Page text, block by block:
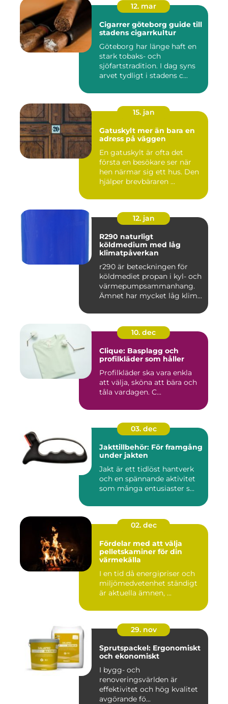
12. mar
Cigarrer göteborg guide till
stadens cigarrkultur
Göteborg har länge haft en
stark tobaks- och
sjöfartstradition. I dag syns
arvet tydligt i stadens c...
15. jan
Gatuskylt mer än bara en
adress på väggen
En gatuskylt är ofta det
första en besökare ser när
hen närmar sig ett hus. Den
hjälper brevbäraren ...
12. jan
R290 naturligt
köldmedium med låg
klimatpåverkan
r290 är beteckningen för
köldmediet propan i kyl- och
värmepumpsammanhang.
Ämnet har mycket låg klim...
10. dec
Clique: Basplagg och
profilkläder som håller
Profilkläder ska vara enkla
att välja, sköna att bära och
tåla vardagen. C...
03. dec
Jakttillbehör: För framgång
under jakten
Jakt är ett tidlöst hantverk
och en spännande aktivitet
som många entusiaster s...
02. dec
Fördelar med att välja
pelletskaminer för din
värmekälla
I en tid då energipriser och
miljömedvetenhet ständigt
är aktuella ämnen, ...
29. nov
Sprutspackel: Ergonomiskt
och ekonomiskt
I bygg- och
renoveringsvärlden är
effektivitet och hög kvalitet
avgörande fö...